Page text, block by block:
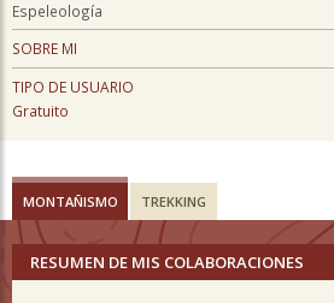
Espeleología
SOBRE MI
TIPO DE USUARIO
Gratuito
MONTAÑISMO TREKKING
RESUMEN DE MIS COLABORACIONES